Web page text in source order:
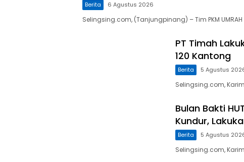
Berita 6 Agustus 2026
Selingsing.com, (Tanjungpinang) – Tim PKM
PT Timah
120 Kantong
Berita 5 Agustus
Selingsing.com,
Bulan Bakti
Kundur,
Berita 5 Agustus
Selingsing.com,